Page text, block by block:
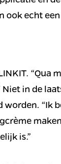
ook echt een
“Qua
in de
“Ik
is.”